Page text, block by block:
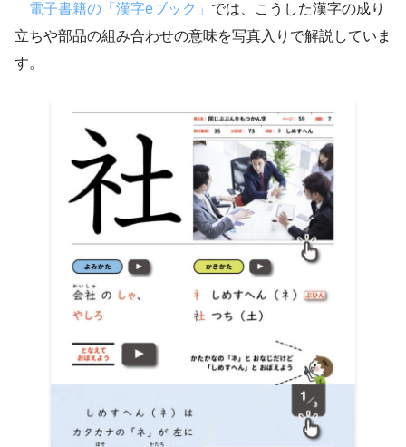
電子書籍の「漢字eブック」 では、こうした漢字の成り
立ちや部品の組み合わせの意味を写真入りで解説していま
す。